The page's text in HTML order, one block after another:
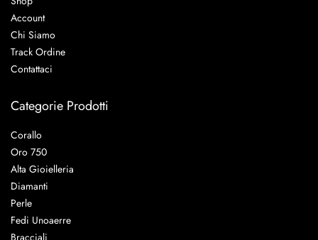
Categorie Prodotti
Corallo
Oro 750
Alta Gioielleria
Diamanti
Perle
Fedi Unoaerre
Bracciali
Account
Chi Siamo
Track Ordine
Contattaci